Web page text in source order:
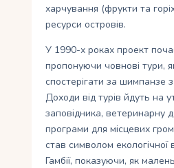
харчування (фрукти та
ресурси островів.
У 1990-х роках проект
пропонуючи човнові тури,
спостерігати за шимпанзе з
Доходи від турів йдуть на
заповідника, ветеринарну
програми для місцевих
став символом екологічної
Гамбії, показуючи, як